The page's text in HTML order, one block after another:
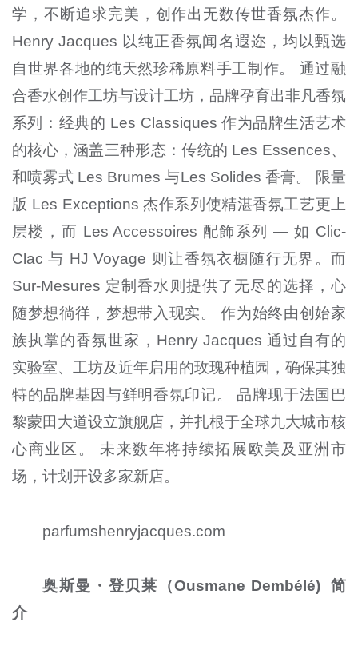
学，不断追求完美，创作出无数传世香氛杰作。
Henry Jacques 以纯正香氛闻名遐迩，均以甄选
自世界各地的纯天然珍稀原料手工制作。 通过融
合香水创作工坊与设计工坊，品牌孕育出非凡香氛
系列：经典的 Les Classiques 作为品牌生活艺术
的核心，涵盖三种形态：传统的 Les Essences、
和喷雾式 Les Brumes 与Les Solides 香膏。 限量
版 Les Exceptions 杰作系列使精湛香氛工艺更上
层楼，而 Les Accessoires 配飾系列 — 如 Clic-
Clac 与 HJ Voyage 则让香氛衣橱随行无界。而
Sur-Mesures 定制香水则提供了无尽的选择，心
随梦想徜徉，梦想带入现实。 作为始终由创始家
族执掌的香氛世家，Henry Jacques 通过自有的
实验室、工坊及近年启用的玫瑰种植园，确保其独
特的品牌基因与鲜明香氛印记。 品牌现于法国巴
黎蒙田大道设立旗舰店，并扎根于全球九大城市核
心商业区。 未来数年将持续拓展欧美及亚洲市
场，计划开设多家新店。
parfumshenryjacques.com
奥斯曼・登贝莱（Ousmane Dembélé) 简
介